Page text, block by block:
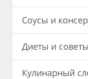
Соусы и
Диеты и советы
Кулинарный